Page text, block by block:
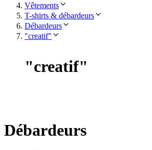
Vêtements
T-shirts & débardeurs
Débardeurs
"creatif"
"creatif"
Débardeurs